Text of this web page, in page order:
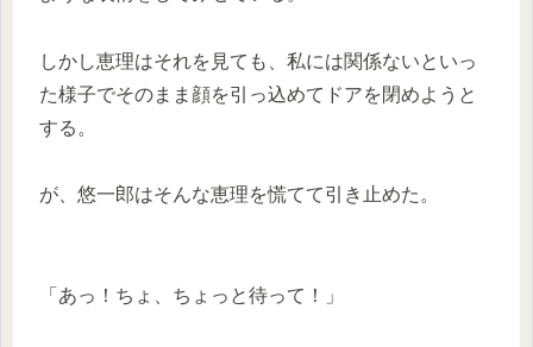
しかし恵理はそれを見ても、私には関係ないといっ
た様子でそのまま顔を引っ込めてドアを閉めようと
する。
が、悠一郎はそんな恵理を慌てて引き止めた。
「あっ！ちょ、ちょっと待って！」